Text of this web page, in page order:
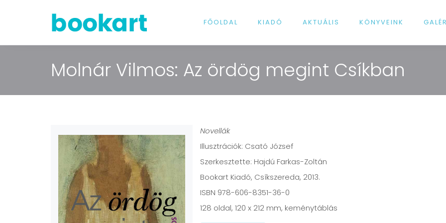
FŐOLDAL KIADÓ AKTUÁLIS KÖNYVEINK
Molnár Vilmos: Az ördög megint Csíkban
Novellák
Illusztrációk: Csató József
Szerkesztette: Hajdú Farkas-Zoltán
Bookart Kiadó, Csíkszereda, 2013.
ISBN 978-606-8351-36-0
128 oldal, 120 x 212 mm, keménytáblás